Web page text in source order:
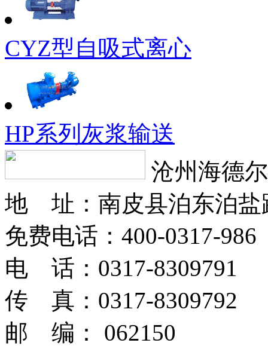
CYZ型自吸式离心
HP系列灰浆输送
沧州海德
地 址：南皮县泊东泊盐
免费电话：400-0317-986
电 话：0317-8309791
传 真：0317-8309792
邮 编： 062150